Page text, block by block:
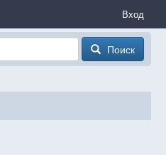
Вход
Поиск